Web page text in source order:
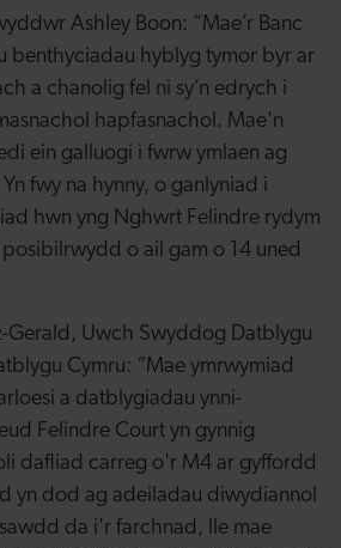
Ashley Boon: “Mae’r Banc
benthyciadau hyblyg tymor byr ar
a chanolig fel ni sy’n edrych i
hapfasnachol. Mae'n
ein galluogi i fwrw ymlaen ag
fwy na hynny, o ganlyniad i
hwn yng Nghwrt Felindre rydym
o ail gam o 14 uned
Gerald, Uwch Swyddog Datblygu
Cymru: “Mae ymrwymiad
a datblygiadau ynni-
Felindre Court yn gynnig
dafliad carreg o'r M4 ar gyffordd
yn dod ag adeiladau diwydiannol
da i'r farchnad, lle mae